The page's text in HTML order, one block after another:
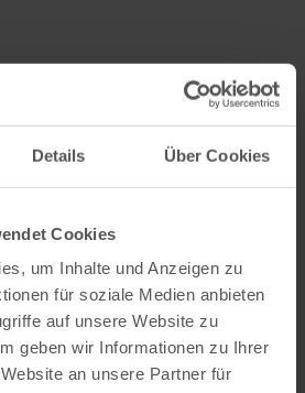
Details Über Cookies
Cookies
um Inhalte und Anzeigen zu
für soziale Medien anbieten
auf unsere Website zu
geben wir Informationen zu Ihrer
an unsere Partner für
/ Particularités